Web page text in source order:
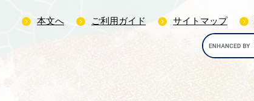
本文へ ご利用ガイド サイトマップ
G
o
o
g